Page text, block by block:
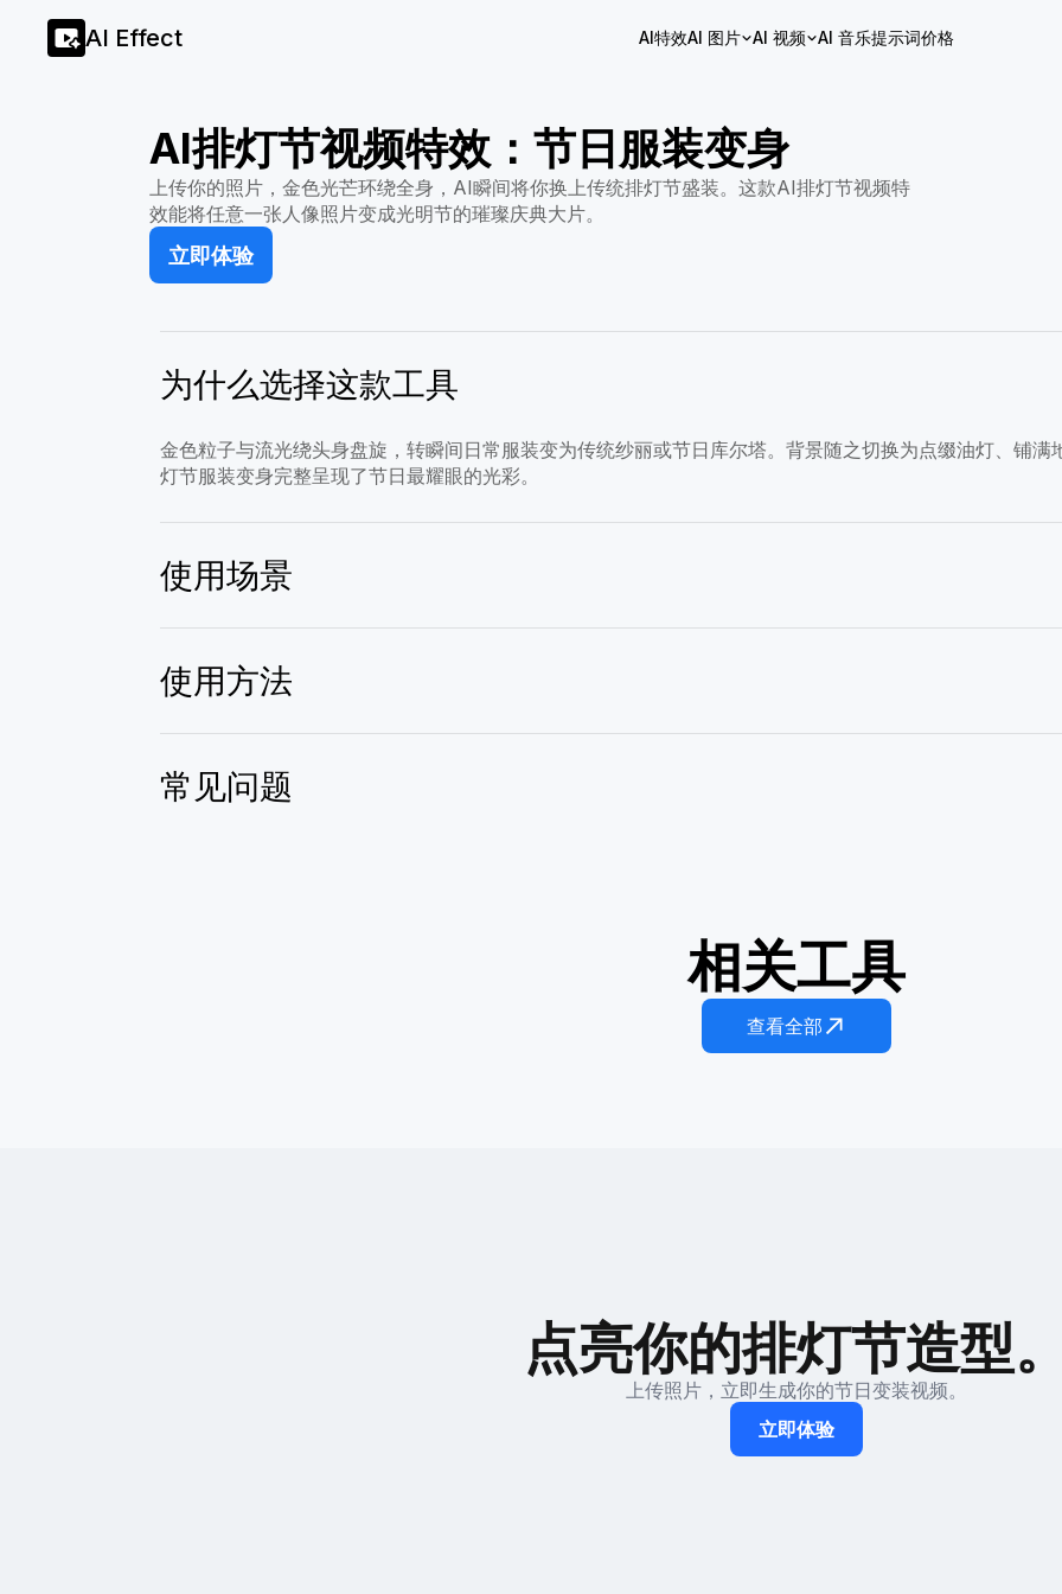
AI Effect AI特效AI 图片 AI 视频 AI 音乐提示词价格
AI排灯节视频特效：节日服装变身
上传你的照片，金色光芒环绕全身，AI瞬间将你换上传统排灯节盛装。这款AI排灯节视频特
效能将任意一张人像照片变成光明节的璀璨庆典大片。
立即体验
为什么选择这款工具
金色粒子与流光绕头身盘旋，转瞬间日常服装变为传统纱丽或节日库尔塔。背景随之切换为点缀油灯、铺
灯节服装变身完整呈现了节日最耀眼的光彩。
使用场景
使用方法
常见问题
相关工具
动态新年四格拼贴
查看全部
点亮你的排灯节造型
上传照片，立即生成你的节日变装视频。
立即体验